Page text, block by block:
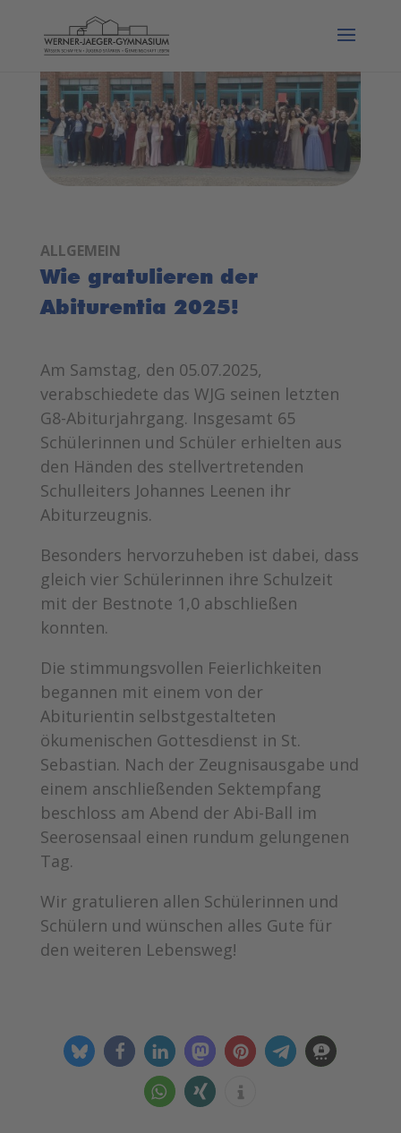
ALLGEMEIN
Wie gratulieren der
Abiturentia 2025!
Am Samstag, den 05.07.2025,
verabschiedete das WJG seinen letzten
G8-Abiturjahrgang. Insgesamt 65
Schülerinnen und Schüler erhielten aus
den Händen des stellvertretenden
Schulleiters Johannes Leenen ihr
Abiturzeugnis.
Besonders hervorzuheben ist dabei, dass
gleich vier Schülerinnen ihre Schulzeit
mit der Bestnote 1,0 abschließen
konnten.
Die stimmungsvollen Feierlichkeiten
begannen mit einem von der
Abiturientin selbstgestalteten
ökumenischen Gottesdienst in St.
Sebastian. Nach der Zeugnisausgabe und
einem anschließenden Sektempfang
beschloss am Abend der Abi-Ball im
Seerosensaal einen rundum gelungenen
Tag.
Wir gratulieren allen Schülerinnen und
Schülern und wünschen alles Gute für
den weiteren Lebensweg!